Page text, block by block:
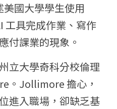
國大學學生使用
工具完成作業、寫作
付課業的現象。
立大學奇科分校倫理
。Jollimore 擔心，
進入職場，卻缺乏基